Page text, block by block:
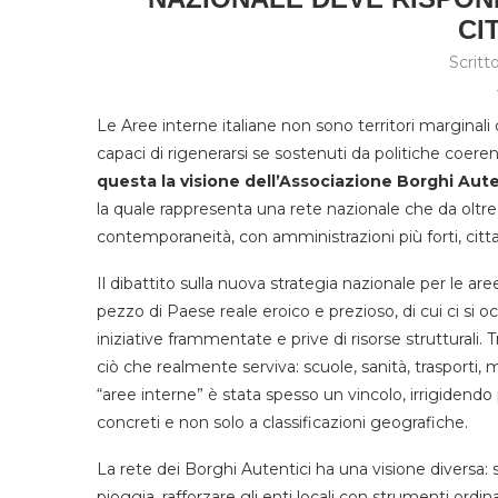
Le Aree interne italiane non sono territori marginali
capaci di rigenerarsi se sostenuti da politiche
questa la visione dell’Associazione Borghi
la quale rappresenta una rete nazionale che da
contemporaneità, con amministrazioni più forti,
Il dibattito sulla nuova strategia nazionale per le
pezzo di Paese reale eroico e prezioso, di cui ci si
iniziative frammentate e prive di risorse strutturali.
ciò che realmente serviva: scuole, sanità, trasporti,
“aree interne” è stata spesso un vincolo,
concreti e non solo a classificazioni geografiche.
La rete dei Borghi Autentici ha una visione diversa: